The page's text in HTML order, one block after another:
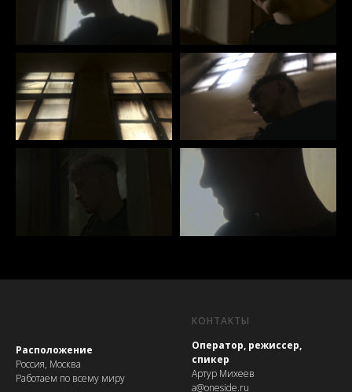
Расположение
Россия, Москва
Работаем по всему миру
КОНТАКТЫ
Оператор, режиссер,
спикер
Артур Михеев
a@oneside.ru